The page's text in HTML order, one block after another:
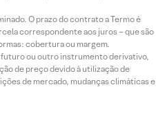
O prazo do contrato a Termo é
correspondente aos juros – que são
cobertura ou margem.
ou outro instrumento derivativo,
de preço devido à utilização de
de mercado, mudanças climáticas e